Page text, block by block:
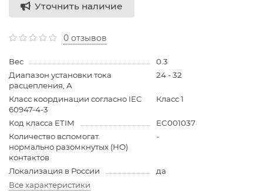
Уточнить наличие
0 отзывов
Вес
0.3
Диапазон установки тока
расцепления, А
24 - 32
Класс координации согласно IEC
60947-4-3
Класс 1
Код класса ETIM
EC001037
Количество вспомогат.
нормально разомкнутых (НО)
контактов
-
Локализация в России
да
Все характеристики